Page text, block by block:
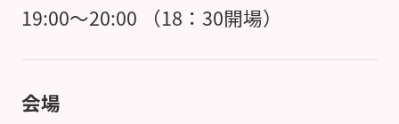
19:00～20:00 （18：30開場）
会場